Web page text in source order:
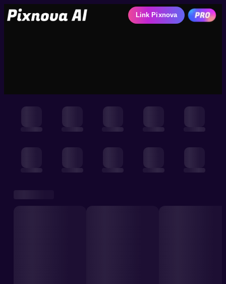
Link Pixnova